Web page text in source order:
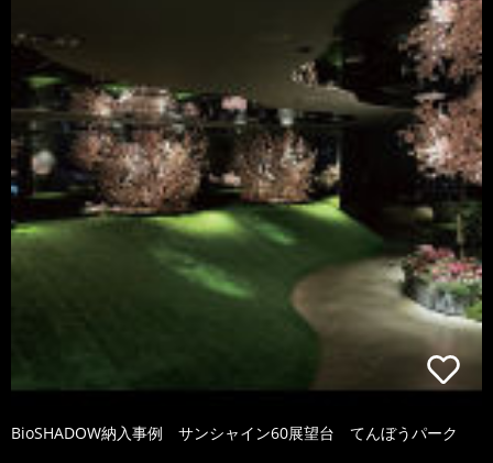
BioSHADOW納入事例 サンシャイン60展望台 てんぼうパーク